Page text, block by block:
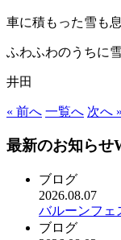
車に積もった雪も
ふわふわのうちに
井田
« 前へ 一覧へ 次へ »
最新のお知らせ
ブログ
2026.08.07
バルーンフェ
ブログ